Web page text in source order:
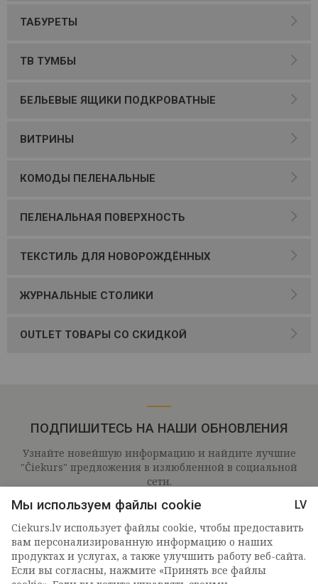
ТАБУРЕТЫ
ТВ ТУМБЫ
БЕЛЬЕВЫЕ ЯЩИКИ ПОДКРОВАТНЫЕ
ВИТРИНЫ
КОМОДЫ ПЕЛЕНАЛЬНЫЕ
ПЕЛЕНАЛЬНАЯ ПОВЕРХНОСТЬ
ТЕКСТИЛЬ ДЛЯ НОВОРОЖДЁННЫХ
ЖУРНАЛЬНЫЕ СТОЛИКИ
OUTLET ТОВАРЫ СО СКИДКОЙ
ПОДПИШИТЕСЬ НА НАШИ ОБНОВЛЕНИЯ
Узнайте новейшую информацию и найдите лучшие
"Čiekurs" предложения в излюбленной в социальной
сети.
Мы используем файлы cookie
LV
Ciekurs.lv использует файлы cookie, чтобы предоставить
вам персонализированную информацию о наших
продуктах и ​​услугах, а также улучшить работу веб-сайта.
Если вы согласны, нажмите «Принять все файлы